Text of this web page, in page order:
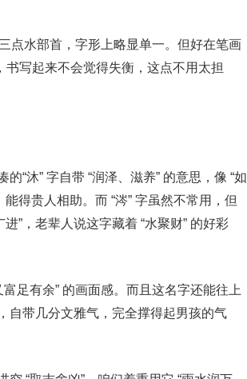
点水部首，字形上略显单一。但好在笔画
书写起来不会觉得失衡，这点不用太担
“沐” 字自带 “润泽、滋养” 的意思，像 “如
得贵人相助。而 “涔” 字虽然不常用，但
”，老辈人说这字藏着 “水聚财” 的好彩
足有余” 的画面感。而且这名字还能往上
自带几分文雅气，完全撑得起男孩的气